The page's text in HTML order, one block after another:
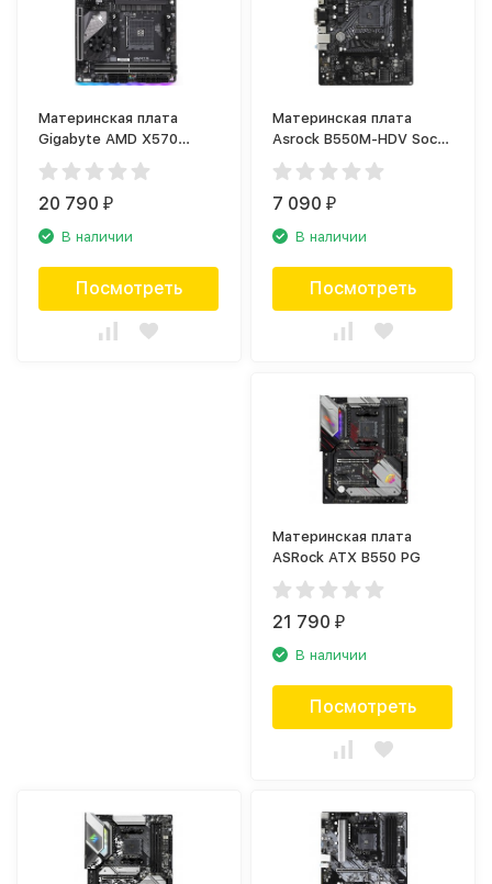
Материнская плата
Gigabyte AMD X570
SAM4 MITX X570 I
AORUS PRO WIFI
20 790₽
В наличии
Посмотреть
Материнская плата
Asrock B550M-HDV Soc-
AM4 AMD B550 DDR4
7 090₽
В наличии
Посмотреть
Материнская плата
ASRock ATX B550 PG
21 790₽
В наличии
Посмотреть